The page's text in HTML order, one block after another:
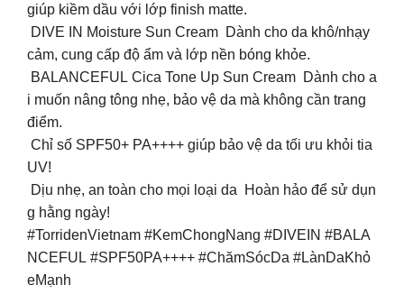
giúp kiềm dầu với lớp finish matte.
DIVE IN Moisture Sun Cream Dành cho da khô/nhạy
cảm, cung cấp độ ẩm và lớp nền bóng khỏe.
BALANCEFUL Cica Tone Up Sun Cream Dành cho a
i muốn nâng tông nhẹ, bảo vệ da mà không cần trang
điểm.
Chỉ số SPF50+ PA++++ giúp bảo vệ da tối ưu khỏi tia
UV!
Dịu nhẹ, an toàn cho mọi loại da Hoàn hảo để sử dụn
g hằng ngày!
#TorridenVietnam #KemChongNang #DIVEIN #BALA
NCEFUL #SPF50PA++++ #ChămSócDa #LànDaKhỏ
eMạnh